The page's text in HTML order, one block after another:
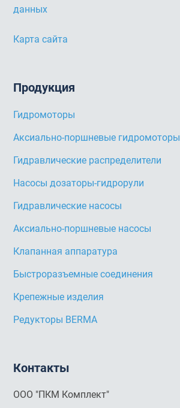
данных
Карта сайта
Продукция
Гидромоторы
Аксиально-поршневые гидромоторы
Гидравлические распределители
Насосы дозаторы-гидрорули
Гидравлические насосы
Аксиально-поршневые насосы
Клапанная аппаратура
Быстроразъемные соединения
Крепежные изделия
Редукторы BERMA
Контакты
ООО "ПКМ Комплект"